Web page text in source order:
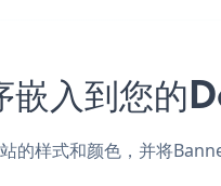
入到您的
样式和颜色，并将